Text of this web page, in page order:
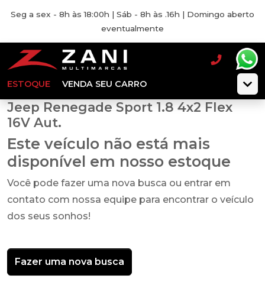
Seg a sex - 8h às 18:00h | Sáb - 8h às .16h | Domingo aberto
eventualmente
ESTOQUE VENDA SEU CARRO
Jeep Renegade Sport 1.8 4x2 Flex
16V Aut.
Este veículo não está mais
disponível em nosso estoque
Você pode fazer uma nova busca ou entrar em
contato com nossa equipe para encontrar o veículo
dos seus sonhos!
Fazer uma nova busca